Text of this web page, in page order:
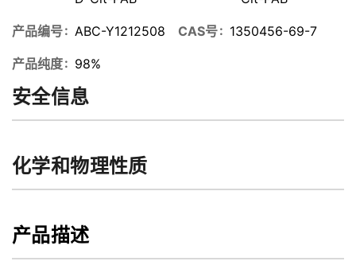
产品编号 ABC-Y1212508 CAS号 1350456-69-7
产品纯度 98%
安全信息
化学和物理性质
产品描述